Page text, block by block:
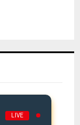
LIVE